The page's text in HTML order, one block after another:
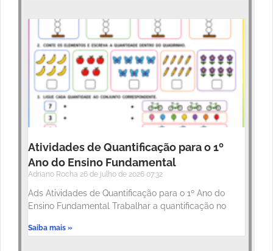
Atividades de Quantificação para o 1º
Ano do Ensino Fundamental
Adriano Rocha 26 de julho de 2026 07:32
Ads Atividades de Quantificação para o 1º Ano do
Ensino Fundamental Trabalhar a quantificação no
Saiba mais »